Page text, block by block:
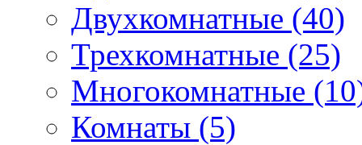
Двухкомнатные (40)
Трехкомнатные (25)
Многокомнатные
Комнаты (5)